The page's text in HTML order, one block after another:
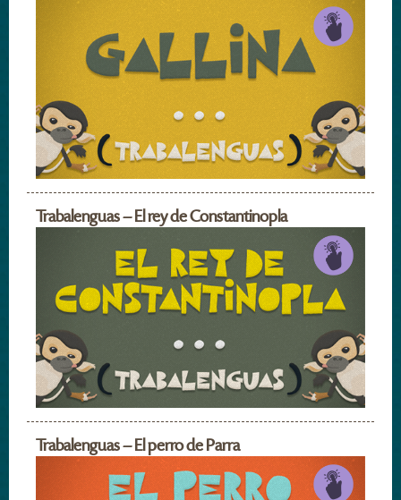
Trabalenguas – El rey de Constantinopla
Trabalenguas – El perro de Parra